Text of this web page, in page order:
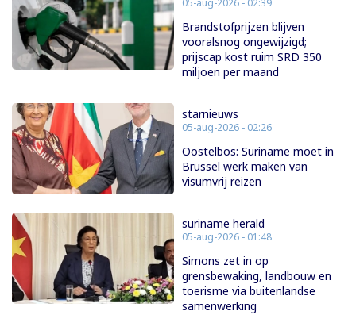
05-aug-2026 - 02:39
Brandstofprijzen blijven
vooralsnog ongewijzigd;
prijscap kost ruim SRD 350
miljoen per maand
starnieuws
05-aug-2026 - 02:26
Oostelbos: Suriname moet in
Brussel werk maken van
visumvrij reizen
suriname herald
05-aug-2026 - 01:48
Simons zet in op
grensbewaking, landbouw en
toerisme via buitenlandse
samenwerking